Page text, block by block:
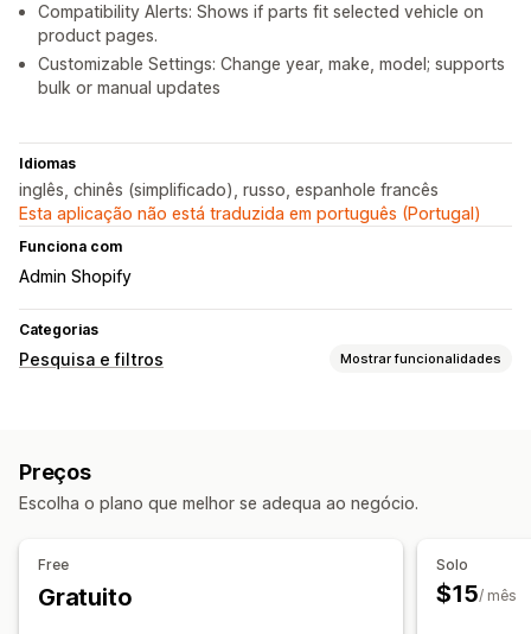
Compatibility Alerts: Shows if parts fit selected vehicle on
product pages.
Customizable Settings: Change year, make, model; supports
bulk or manual updates
Idiomas
inglês, chinês (simplificado), russo, espanhole francês
Esta aplicação não está traduzida em português (Portugal)
Funciona com
Admin Shopify
Categorias
Pesquisa e filtros Mostrar funcionalidades
Personalização da apresentação
Análise de dados
Preços
Escolha o plano que melhor se adequa ao negócio.
Free
Gratuito
Solo
$15/ mês